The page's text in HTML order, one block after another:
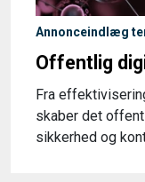
Annonceindlæg
Offentlig
Fra
skaber det
sikkerhed og